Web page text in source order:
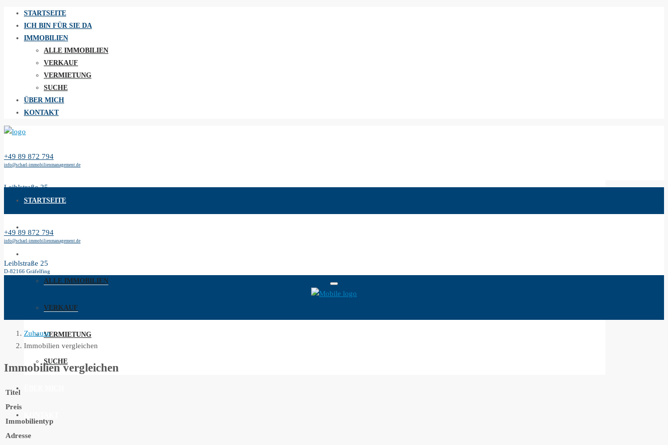
STARTSEITE
ICH BIN FÜR SIE DA
IMMOBILIEN
ALLE IMMOBILIEN
VERKAUF
VERMIETUNG
SUCHE
ÜBER MICH
KONTAKT
+49 89 872 794
info@scharl-immobilienmanagement.de
Leiblstraße 25
STARTSEITE
ALLE IMMOBILIEN
VERKAUF
VERMIETUNG
SUCHE
+49 89 872 794
info@scharl-immobilienmanagement.de
Leiblstraße 25
D-82166 Gräfelfing
Zuhause
Immobilien vergleichen
Immobilien vergleichen
Titel
Preis
Immobilientyp
Adresse